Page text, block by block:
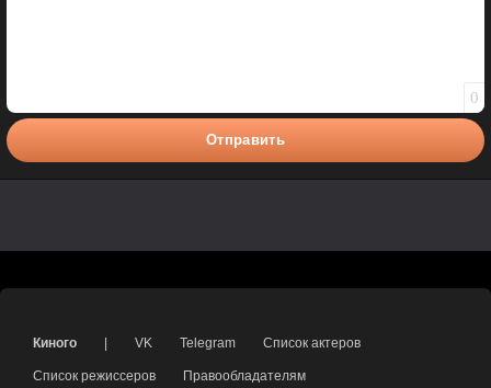
0
Отправить
Киного VK Telegram Список актеров
Список режиссеров Правообладателям